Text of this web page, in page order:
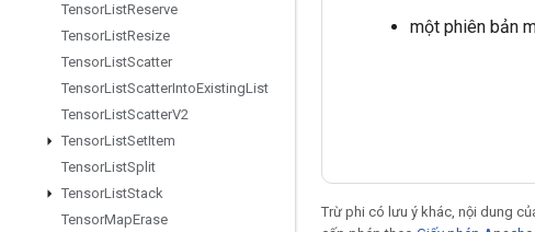
TensorListReserve
TensorListResize
TensorListScatter
TensorListScatterIntoExistingList
TensorListScatterV2
TensorListSetItem
TensorListSplit
TensorListStack
TensorMapErase
một phiên bản
Trừ phi có lưu ý khác, nội dung